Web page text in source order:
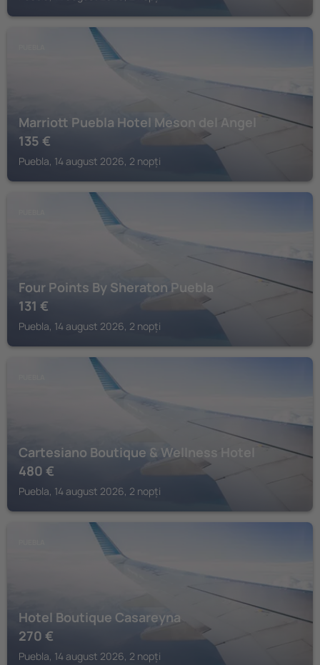
Marriott Puebla Hotel Meson del Angel
135 €
Puebla, 14 august 2026, 2 nopți
Four Points By Sheraton Puebla
131 €
Puebla, 14 august 2026, 2 nopți
Cartesiano Boutique & Wellness Hotel
480 €
Puebla, 14 august 2026, 2 nopți
Hotel Boutique Casareyna
270 €
Puebla, 14 august 2026, 2 nopți